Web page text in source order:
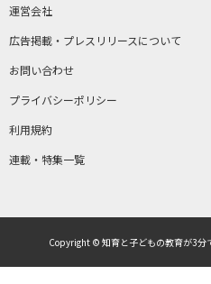
運営会社
広告掲載・プレスリリースについて
お問い合わせ
プライバシーポリシー
利用規約
連載・特集一覧
Copyright © 知育と子どもの教育が3分